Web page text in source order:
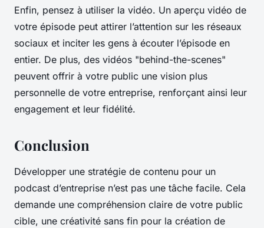
Enfin, pensez à utiliser la vidéo. Un aperçu vidéo de
votre épisode peut attirer l’attention sur les réseaux
sociaux et inciter les gens à écouter l’épisode en
entier. De plus, des vidéos "behind-the-scenes"
peuvent offrir à votre public une vision plus
personnelle de votre entreprise, renforçant ainsi leur
engagement et leur fidélité.
Conclusion
Développer une stratégie de contenu pour un
podcast d’entreprise n’est pas une tâche facile. Cela
demande une compréhension claire de votre public
cible, une créativité sans fin pour la création de